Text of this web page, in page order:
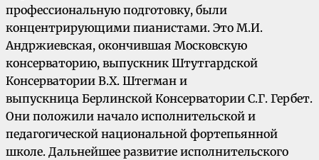
профессиональную подготовку, были
концентрирующими пианистами. Это М.И.
Андржиевская, окончившая Московскую
консерваторию, выпускник Штутгардской
Консерватории В.Х. Штегман и
выпускница Берлинской Консерватории С.Г. Гербет.
Они положили начало исполнительской и
педагогической национальной фортепьянной
школе. Дальнейшее развитие исполнительского